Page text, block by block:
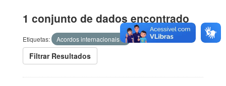
1 conjunto de dados encontrado
Etiquetas: Acordos internacionais
Filtrar Resultados